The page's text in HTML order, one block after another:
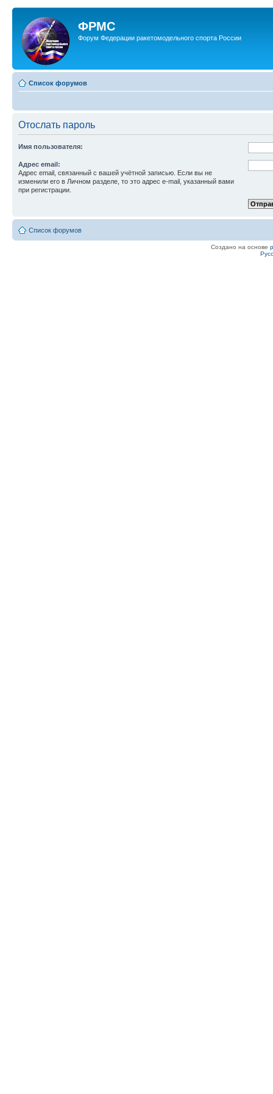
ФРМС
Форум Федерации ракетомодельного спорта России
Список форумов
Отослать пароль
Имя пользователя:
Адрес email:
Адрес email, связанный с вашей учётной записью. Если вы не
изменили его в Личном разделе, то это адрес e-mail, указанный вами
при регистрации.
Список форумов
Создано на основе